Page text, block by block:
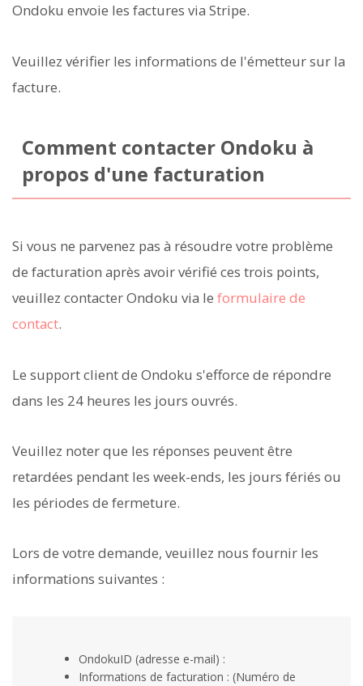
Ondoku envoie les factures via Stripe.
Veuillez vérifier les informations de l'émetteur sur la
facture.
Comment contacter Ondoku à
propos d'une facturation
Si vous ne parvenez pas à résoudre votre problème
de facturation après avoir vérifié ces trois points,
veuillez contacter Ondoku via le formulaire de
contact.
Le support client de Ondoku s'efforce de répondre
dans les 24 heures les jours ouvrés.
Veuillez noter que les réponses peuvent être
retardées pendant les week-ends, les jours fériés ou
les périodes de fermeture.
Lors de votre demande, veuillez nous fournir les
informations suivantes :
OndokuID (adresse e-mail) :
Informations de facturation : (Numéro de